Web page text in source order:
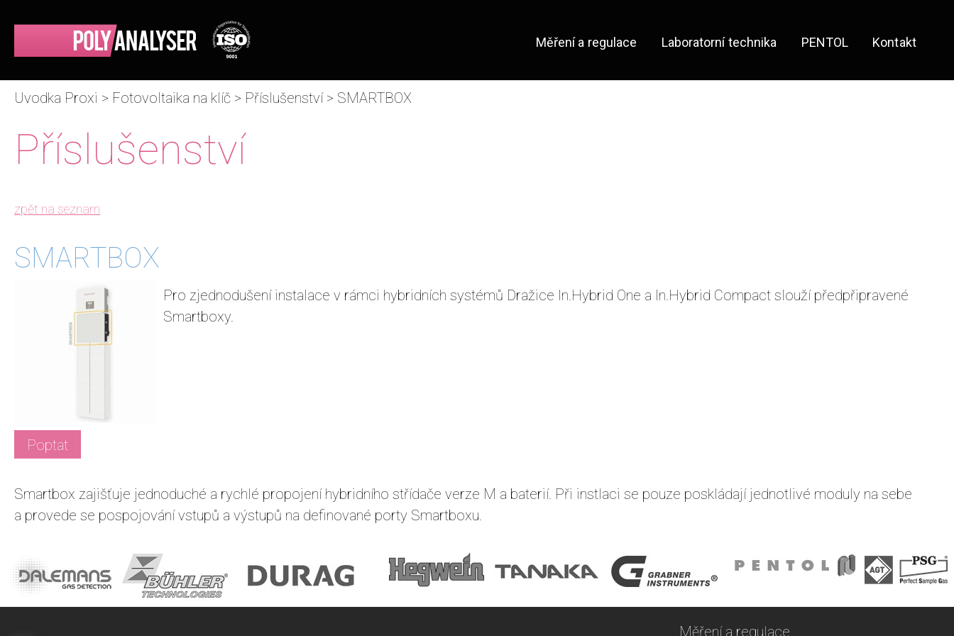
Měření a regulace Laboratorní technika PENTOL Kontakt
Uvodka Proxi > Fotovoltaika na klíč > Příslušenství> SMARTBOX
Příslušenství
zpět na seznam
SMARTBOX
Pro zjednodušení instalace v rámci hybridních systémů Dražice In.Hybrid One a In.Hybrid Compact slouží předpřipravené
Smartboxy.
Poptat
Smartbox zajišťuje jednoduché a rychlé propojení hybridního střídače verze M a baterií. Při instlaci se pouze poskládají jednotlivé moduly na sebe
a provede se pospojování vstupů a výstupů na definované porty Smartboxu.
Měření a regulace